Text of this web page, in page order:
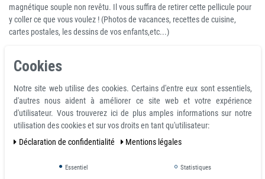
magnétique souple non revêtu. Il vous suffira de retirer cette pellicule pour
y coller ce que vous voulez ! (Photos de vacances, recettes de cuisine,
cartes postales, les dessins de vos enfants,etc...)
paire de ciseaux. Vous pourrez donc recouper vos créations comme bon
autre affichage ne nécéssitant pas une forte adhérence. Pour une
utilisation plus performante comme l'affichage sur véhicule ou la création
de magnet publicitaire, orientez vous plutôt vers une épaisseur de 0.8 mm
qui à une force attractive de 52 g/cm². Toutes nos feuilles magnétiques
sont disponible immédiatement. Nous pouvons également réaliser des
Cookies
Notre site web utilise des cookies. Certains d'entre eux sont essentiels,
d'autres nous aident à améliorer ce site web et votre expérience
d'utilisateur. Vous trouverez ici de plus amples informations sur notre
utilisation des cookies et sur vos droits en tant qu'utilisateur:
Déclaration de confidentialité
Mentions légales
Essentiel Statistiques